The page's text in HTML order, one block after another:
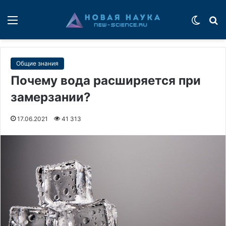
Общие знания
Почему вода расширяется при
замерзании?
17.06.2021 41 313